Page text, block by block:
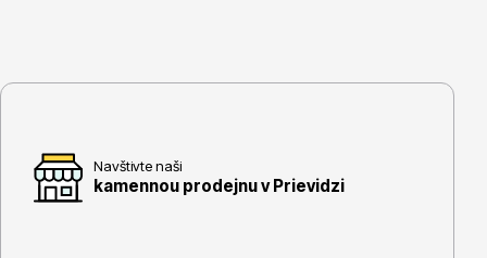
Navštivte naši
kamennou prodejnu v Prievidzi